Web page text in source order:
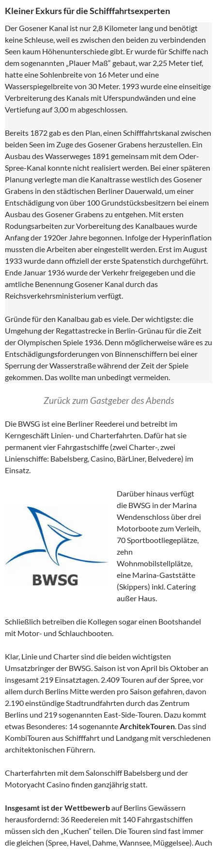
Kleiner Exkurs für die Schifffahrtsexperten
Der Gosener Kanal ist nur 2,8 Kilometer lang und benötigt
keine Schleuse, weil es zwischen den beiden zu verbindenden
Seen kaum Höhenunterschiede gibt. Er wurde für Schiffe nach
dem sogenannten „Plauer Maß“ gebaut, war 2,25 Meter tief,
hatte eine Sohlenbreite von 16 Meter und eine
Wasserspiegelbreite von 30 Meter. 1993 wurde eine einseitige
Verbreiterung des Kanals mit Uferspundwänden und eine
Vertiefung auf 3,00 m abgeschlossen.
Bereits 1872 gab es den Plan, einen Schifffahrtskanal zwischen
beiden Seen im Zuge des Gosener Grabens herzustellen. Ein
Ausbau des Wasserweges 1891 gemeinsam mit dem Oder-
Spree-Kanal konnte nicht realisiert werden. Bei einer späteren
Planung verlegte man die Kanaltrasse westlich des Gosener
Grabens in den städtischen Berliner Dauerwald, um einer
Entschädigung von über 100 Grundstücksbesitzern bei einem
Ausbau des Gosener Grabens zu entgehen. Mit ersten
Rodungsarbeiten zur Vorbereitung des Kanalbaues wurde
Anfang der 1920er Jahre begonnen. Infolge der Hyperinflation
mussten die Arbeiten aber eingestellt werden. Erst im August
1933 wurde dann offiziell der erste Spatenstich durchgeführt.
Ende Januar 1936 wurde der Verkehr freigegeben und die
amtliche Benennung Gosener Kanal durch das
Reichsverkehrsministerium verfügt.
Gründe für den Kanalbau gab es viele. Der wichtigste: die
Umgehung der Regattastrecke in Berlin-Grünau für die Zeit
der Olympischen Spiele 1936. Denn möglicherweise wäre es zu
Entschädigungsforderungen von Binnenschiffern bei einer
Sperrung der Wasserstraße während der Zeit der Spiele
gekommen. Das wollte man unbedingt vermeiden.
Zurück zum Gastgeber des Abends
Die BWSG ist eine Berliner Reederei und betreibt im
Kerngeschäft Linien- und Charterfahrten. Dafür hat sie
permanent vier Fahrgastschiffe (zwei Charter-, zwei
Linienschiffe: Babelsberg, Casino, BärLiner, Belvedere) im
Einsatz.
Darüber hinaus verfügt
die BWSG in der Marina
Wendenschloss über drei
Motorboote zum Verleih,
70 Sportbootliegeplätze,
zehn
Wohnmobilstellplätze,
eine Marina-Gaststätte
(Skippers) inkl. Catering
außer Haus.
Schließlich betreiben die Kollegen sogar einen Bootshandel
mit Motor- und Schlauchbooten.
Klar, Linie und Charter sind die beiden wichtigsten
Umsatzbringer der BWSG. Saison ist von April bis Oktober an
insgesamt 219 Einsatztagen. 2.409 Touren auf der Spree, vor
allem durch Berlins Mitte werden pro Saison gefahren, davon
2.190 einstündige Stadtrundfahrten durch das Zentrum
Berlins und 219 sogenannten East-Side-Touren. Dazu kommt
etwas Besonderes: 14 sogenannteArchitekTouren. Das sind
KombiTouren aus Schifffahrt und Landgang mit verschiedenen
architektonischen Führern.
Charterfahrten mit dem Salonschiff Babelsberg und der
Motoryacht Casino finden ganzjährig statt.
Insgesamt ist der Wettbewerbauf Berlins Gewässern
herausfordernd: 36 Reedereien mit 140 Fahrgastschiffen
müssen sich den „Kuchen“ teilen. Die Touren sind fast immer
die gleichen (Spree, Havel, Dahme, Wannsee, Müggelsee). Auch